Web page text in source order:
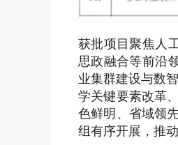
获批项目聚焦人
思政融合等前沿
业集群建设与数
学关键要素改革
色鲜明、省域领
组有序开展，推